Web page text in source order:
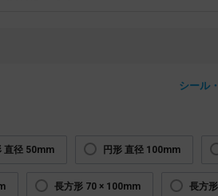
シール
直径 50mm 円形 直径 100mm
長方形 70 × 100mm 長方